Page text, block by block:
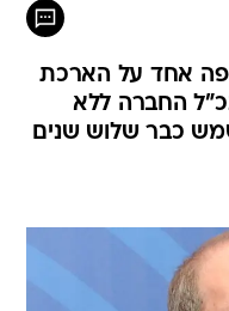
10 החליט פה אחד על הארכת
החברה ללא
כבר שלוש שנים